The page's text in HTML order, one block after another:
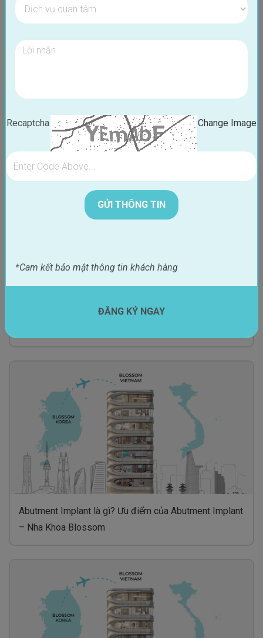
Cắm Implant răng cửa bao nhiêu tiền? Đơn vị nào cấy
ghép uy tín?
16 tuổi trồng răng có tốt không? Có gặp rủi ro gì
Abutment Implant là gì? Ưu điểm của Abutment Implant
– Nha Khoa Blossom
Recaptcha Change Image
*Cam kết bảo mật thông tin khách hàng
ĐĂNG KÝ NGAY